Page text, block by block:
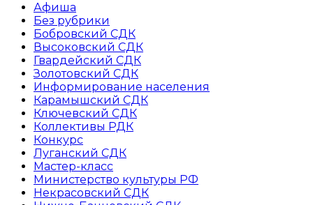
Афиша
Без рубрики
Бобровский СДК
Высоковский СДК
Гвардейский СДК
Золотовский СДК
Информирование населения
Карамышский СДК
Ключевский СДК
Коллективы РДК
Конкурс
Луганский СДК
Мастер-класс
Министерство культуры РФ
Некрасовский СДК